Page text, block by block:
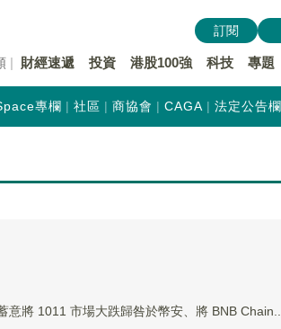
財經速遞 投資 港股100強 科技 專題
訂閱
專欄 社區 商協會 CAGA 法定公告欄
將 1011 市場大跌歸咎於幣安、將 BNB Chain...